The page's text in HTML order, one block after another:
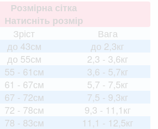
Розмірна сітка
Натисніть розмір
Зріст
Вага
до 43см
до 2,3кг
до 55см
2,3 - 3,6кг
55 - 61см
3,6 - 5,7кг
61 - 67см
5,7 - 7,5кг
67 - 72см
7,5 - 9,3кг
72 - 78см
9,3 - 11,1кг
78 - 83см
11,1 - 12,5кг